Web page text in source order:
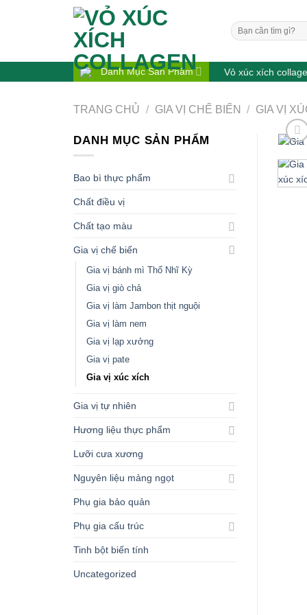
Tìm
kiếm:
Danh Mục Sản Phẩm Vỏ xúc xích
TRANG CHỦ / GIA VỊ CHẾ BIẾN / GIA VỊ
DANH MỤC SẢN PHẨM
Bao bì thực phẩm
Chất điều vị
Chất tạo màu
Gia vị chế biến
Gia vị bánh mì Thổ Nhĩ Kỳ
Gia vị giò chả
Gia vị làm Jambon thịt nguội
Gia vị làm nem
Gia vị lạp xưởng
Gia vị pate
Gia vị xúc xích
Gia vị tự nhiên
Hương liệu thực phẩm
Lưỡi cưa xương
Nguyên liệu mảng ngọt
Phụ gia bảo quản
Phụ gia cấu trúc
Tinh bột biến tính
Uncategorized